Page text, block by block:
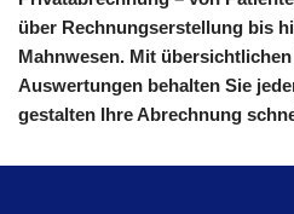
über Rechnungserstellung bis
Mahnwesen. Mit
Auswertungen behalten Sie
gestalten Ihre Abrechnung